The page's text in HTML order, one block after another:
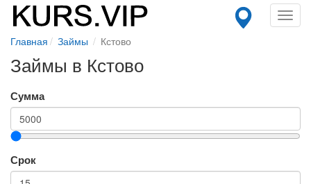
Главная Займы Кстово
Займы в Кстово
Сумма
Срок